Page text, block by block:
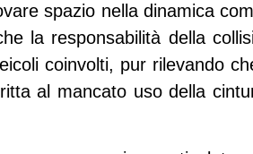
spazio nella dinamica
la responsabilità della
coinvolti, pur rilevando
al mancato uso della